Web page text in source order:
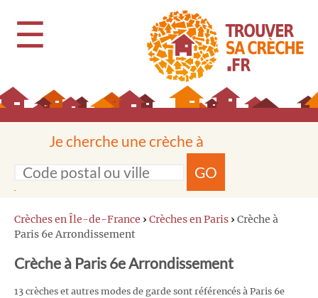
☰
Je cherche une crèche à
GO
Crèches en Île-de-France › Crèches en Paris › Crèche à
Paris 6e Arrondissement
Crèche à Paris 6e Arrondissement
13 crèches et autres modes de garde sont référencés à Paris 6e